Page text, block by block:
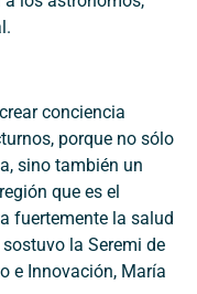
conciencia
porque no sólo
sino también un
que es el
fuertemente la salud
la Seremi de
e Innovación, María